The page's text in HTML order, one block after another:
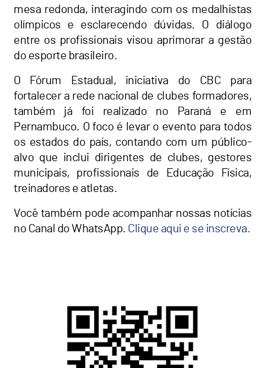
mesa redonda, interagindo com os medalhistas
olímpicos e esclarecendo dúvidas. O diálogo
entre os profissionais visou aprimorar a gestão
do esporte brasileiro.
O Fórum Estadual, iniciativa do CBC para
fortalecer a rede nacional de clubes formadores,
também já foi realizado no Paraná e em
Pernambuco. O foco é levar o evento para todos
os estados do país, contando com um público-
alvo que inclui dirigentes de clubes, gestores
municipais, profissionais de Educação Física,
treinadores e atletas.
Você também pode acompanhar nossas notícias
no Canal do WhatsApp. Clique aqui e se inscreva.